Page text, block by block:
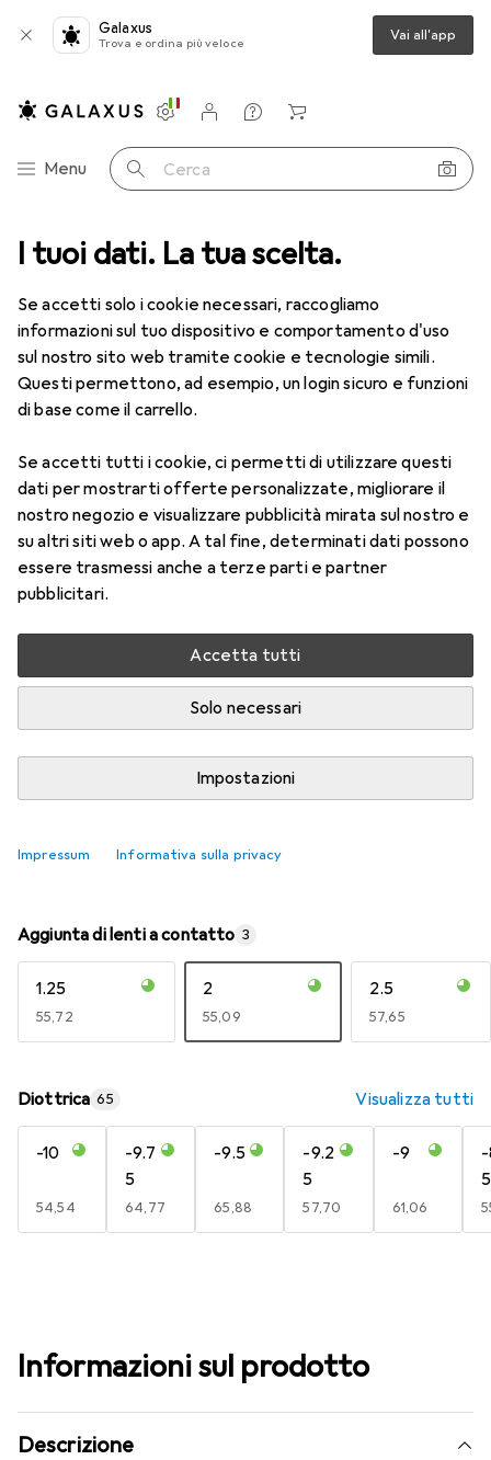
I tuoi dati. La tua scelta.
Se accetti solo i cookie necessari, raccogliamo
informazioni sul tuo dispositivo e comportamento d'uso
sul nostro sito web tramite cookie e tecnologie simili.
Questi permettono, ad esempio, un login sicuro e funzioni
di base come il carrello.
Se accetti tutti i cookie, ci permetti di utilizzare questi
dati per mostrarti offerte personalizzate, migliorare il
nostro negozio e visualizzare pubblicità mirata sul nostro e
su altri siti web o app. A tal fine, determinati dati possono
essere trasmessi anche a terze parti e partner
pubblicitari.
Accetta tutti
Solo necessari
Impostazioni
Impressum Informativa sulla privacy
Galaxus
Trova e ordina più veloce Vai all'app
Categoria Navigazione
Menu Cerca
Impostazioni
Conto cliente
Liste di confronto
Liste dei desideri
Carrello
Ottica Lenti a contatto Air Optix HydraGlyde MF 6
1 Immagine
Air Optix HydraGlyde MF 6
-5, Obiettivo mensile, 6 pz., Multifocale
Prezzo in EUR IVA incl.
EUR
55,09 EUR
9,19/1pz.
9
Valutazioni
Consegna tra lun, 17/8 e mer, 19/8
Più di 10 pezzi in stock presso il fornitore
Confronta Salva nella lista
spedizione gratuita
Aggiunta di lenti a contatto 3
1.25
EUR
55,72
2
EUR
55,09
2.5
EUR
57,65
Diottrica 65 Visualizza tutti
-10
EUR
54,54
-9.7
5
EUR
64,77
-9.5
EUR
65,88
-9.2
5
EUR
57,70
-9
EUR
61,06
5
Informazioni sul prodotto
Descrizione